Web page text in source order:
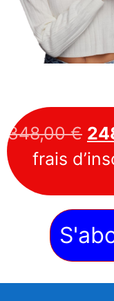
348,00€
frais